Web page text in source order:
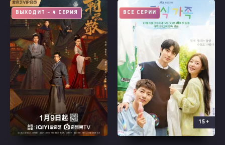
ВЫХОДИТ - 4 СЕРИЯ ВСЕ СЕРИИ
15+